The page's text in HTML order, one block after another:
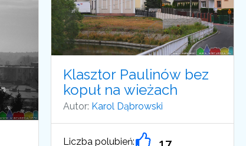
Klasztor Paulinów bez
kopuł na wieżach
Autor: Karol Dąbrowski
Liczba polubień: